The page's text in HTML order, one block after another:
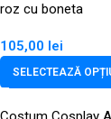
roz cu boneta
105,00 lei
SELECTEAZĂ